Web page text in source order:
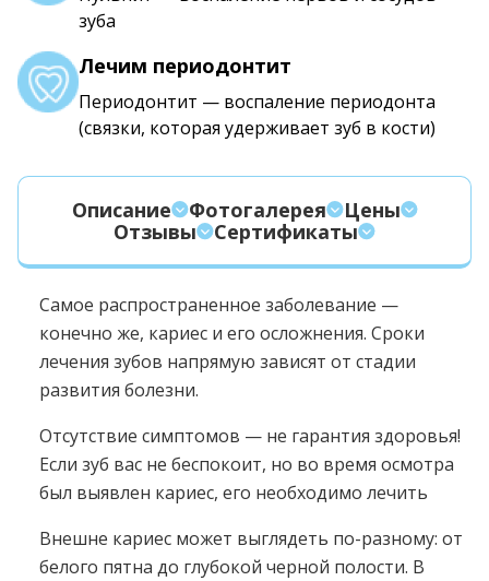
зуба
Лечим периодонтит
Периодонтит — воспаление периодонта
(связки, которая удерживает зуб в кости)
Описание Фотогалерея
Цены
Отзывы
Сертификаты
Самое распространенное заболевание —
конечно же, кариес и его осложнения. Сроки
лечения зубов напрямую зависят от стадии
развития болезни.
Отсутствие симптомов — не гарантия здоровья!
Если зуб вас не беспокоит, но во время осмотра
был выявлен кариес, его необходимо лечить
Внешне кариес может выглядеть по-разному: от
белого пятна до глубокой черной полости. В